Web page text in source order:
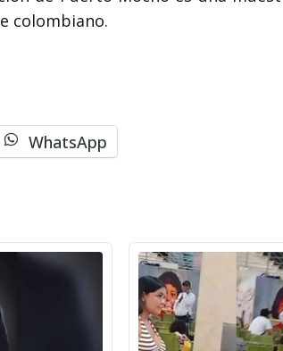
colombiano.
WhatsApp